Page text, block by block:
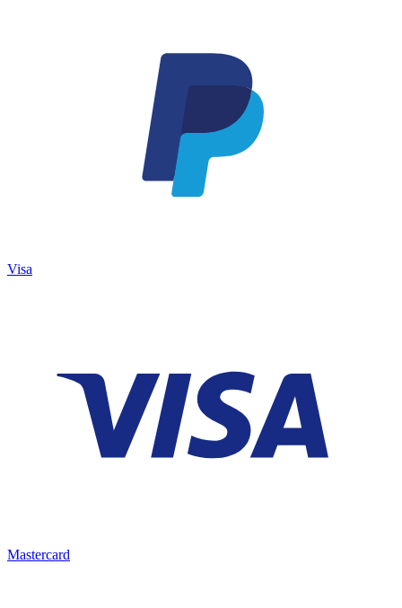
Visa
Mastercard